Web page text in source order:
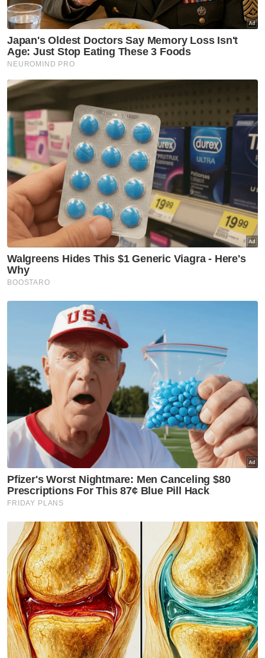
pertahanan bersama
GLOBAL
Pelajar lepaskan tembakan di
sekolah Thailand, beberapa
GLOBAL
Tak sempat masuk hospital,
bayi lahir atas motosikal